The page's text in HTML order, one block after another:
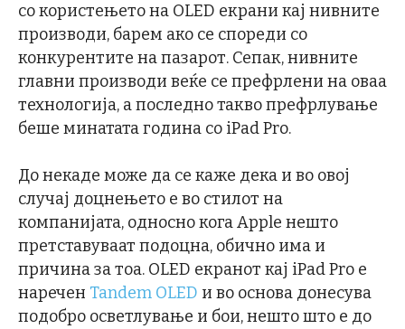
со користењето на OLED екрани кај нивните
производи, барем ако се спореди со
конкурентите на пазарот. Сепак, нивните
главни производи веќе се префрлени на оваа
технологија, а последно такво префрлување
беше минатата година со iPad Pro.
До некаде може да се каже дека и во овој
случај доцнењето е во стилот на
компанијата, односно кога Apple нешто
претставуваат подоцна, обично има и
причина за тоа. OLED екранот кај iPad Pro е
наречен Tandem OLED и во основа донесува
подобро осветлување и бои, нешто што е до